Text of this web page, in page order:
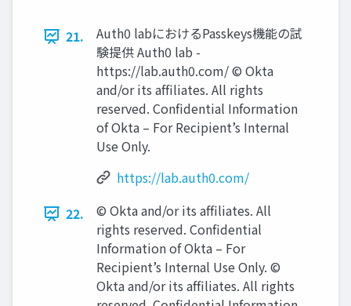
21.
Auth0 labにおけるPasskeys機能の試
験提供 Auth0 lab -
https://lab.auth0.com/ © Okta
and/or its afﬁliates. All rights
reserved. Conﬁdential Information
of Okta – For Recipient’s Internal
Use Only.
https://lab.auth0.com/
22.
© Okta and/or its afﬁliates. All
rights reserved. Conﬁdential
Information of Okta – For
Recipient’s Internal Use Only. ©
Okta and/or its afﬁliates. All rights